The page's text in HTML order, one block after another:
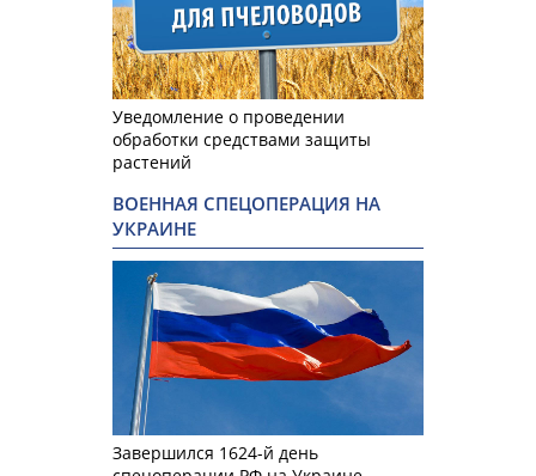
Уведомление о проведении
обработки средствами защиты
растений
ВОЕННАЯ СПЕЦОПЕРАЦИЯ НА
УКРАИНЕ
Завершился 1624-й день